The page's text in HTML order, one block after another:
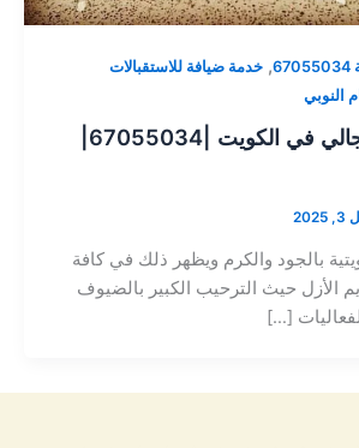
, خدمة ضيافة للاستقبالات
بالجود والكرم ويظهر ذلك في كافة
الأزل حيث الترحيب الكبير بالضيوف
[…]